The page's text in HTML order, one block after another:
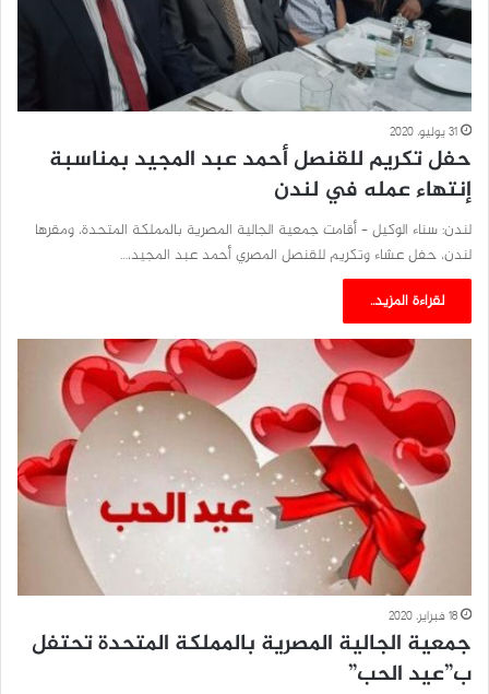
31 يوليو، 2020
حفل تكريم للقنصل أحمد عبد المجيد بمناسبة
إنتهاء عمله في لندن
لندن: سناء الوكيل – أقامت جمعية الجالية المصرية بالمملكة المتحدة، ومقرها
لندن، حفل عشاء وتكريم للقنصل المصري أحمد عبد المجيد،…
لقراءة المزيد..
18 فبراير، 2020
جمعية الجالية المصرية بالمملكة المتحدة تحتفل
ب”عيد الحب”